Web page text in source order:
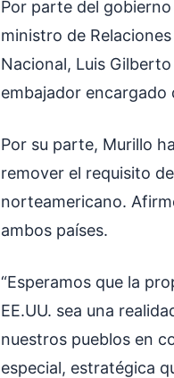
Por parte del
ministro de
Nacional, Luis
embajador encargado
Por su parte, Murillo
remover el requisito
norteamericano.
ambos países.
“Esperamos que la
EE.UU. sea una
nuestros pueblos en
especial, estratégica